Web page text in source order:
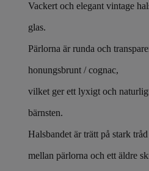
Vackert och elegant vintage
glas.
Pärlorna är runda och
honungsbrunt / cognac,
vilket ger ett lyxigt och
bärnsten.
Halsbandet är trätt på stark
mellan pärlorna och ett äldre